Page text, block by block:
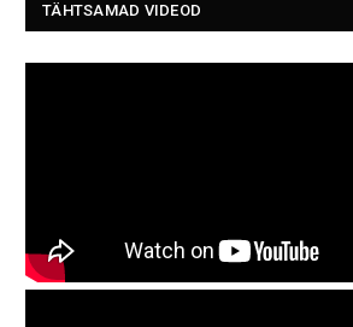
TÄHTSAMAD VIDEOD